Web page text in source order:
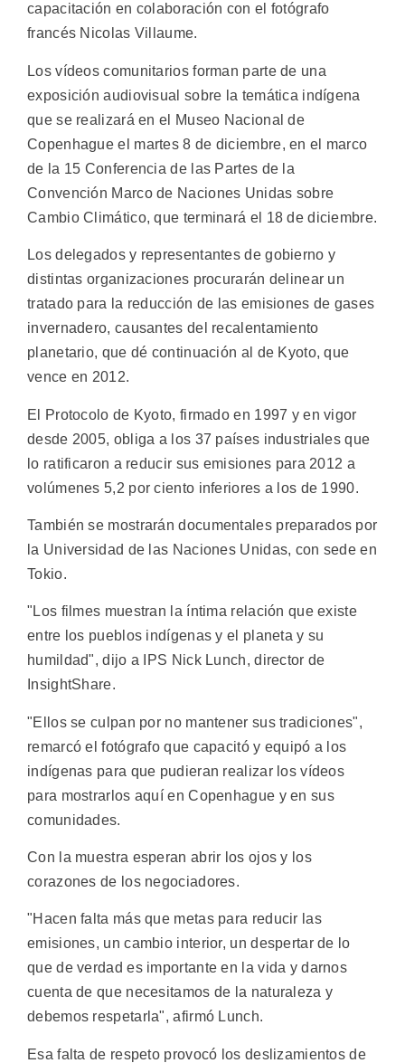
capacitación en colaboración con el fotógrafo
francés Nicolas Villaume.
Los vídeos comunitarios forman parte de una
exposición audiovisual sobre la temática indígena
que se realizará en el Museo Nacional de
Copenhague el martes 8 de diciembre, en el marco
de la 15 Conferencia de las Partes de la
Convención Marco de Naciones Unidas sobre
Cambio Climático, que terminará el 18 de diciembre.
Los delegados y representantes de gobierno y
distintas organizaciones procurarán delinear un
tratado para la reducción de las emisiones de gases
invernadero, causantes del recalentamiento
planetario, que dé continuación al de Kyoto, que
vence en 2012.
El Protocolo de Kyoto, firmado en 1997 y en vigor
desde 2005, obliga a los 37 países industriales que
lo ratificaron a reducir sus emisiones para 2012 a
volúmenes 5,2 por ciento inferiores a los de 1990.
También se mostrarán documentales preparados por
la Universidad de las Naciones Unidas, con sede en
Tokio.
"Los filmes muestran la íntima relación que existe
entre los pueblos indígenas y el planeta y su
humildad", dijo a IPS Nick Lunch, director de
InsightShare.
"Ellos se culpan por no mantener sus tradiciones",
remarcó el fotógrafo que capacitó y equipó a los
indígenas para que pudieran realizar los vídeos
para mostrarlos aquí en Copenhague y en sus
comunidades.
Con la muestra esperan abrir los ojos y los
corazones de los negociadores.
"Hacen falta más que metas para reducir las
emisiones, un cambio interior, un despertar de lo
que de verdad es importante en la vida y darnos
cuenta de que necesitamos de la naturaleza y
debemos respetarla", afirmó Lunch.
Esa falta de respeto provocó los deslizamientos de